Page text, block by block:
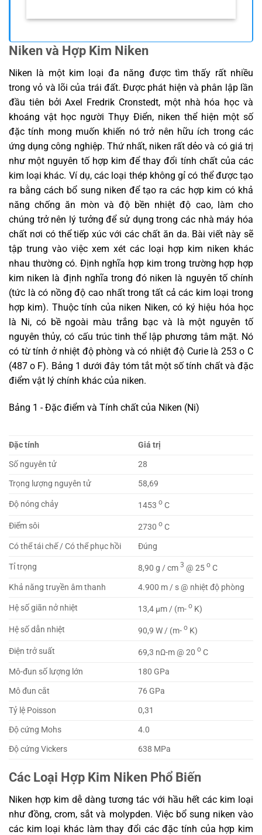
Niken và Hợp Kim Niken
Niken là một kim loại đa năng được tìm thấy rất nhiều
trong vỏ và lõi của trái đất. Được phát hiện và phân lập lần
đầu tiên bởi Axel Fredrik Cronstedt, một nhà hóa học và
khoáng vật học người Thụy Điển, niken thể hiện một số
đặc tính mong muốn khiến nó trở nên hữu ích trong các
ứng dụng công nghiệp. Thứ nhất, niken rất dẻo và có giá trị
như một nguyên tố hợp kim để thay đổi tính chất của các
kim loại khác. Ví dụ, các loại thép không gỉ có thể được tạo
ra bằng cách bổ sung niken để tạo ra các hợp kim có khả
năng chống ăn mòn và độ bền nhiệt độ cao, làm cho
chúng trở nên lý tưởng để sử dụng trong các nhà máy hóa
chất nơi có thể tiếp xúc với các chất ăn da. Bài viết này sẽ
tập trung vào việc xem xét các loại hợp kim niken khác
nhau thường có. Định nghĩa hợp kim trong trường hợp hợp
kim niken là định nghĩa trong đó niken là nguyên tố chính
(tức là có nồng độ cao nhất trong tất cả các kim loại trong
hợp kim). Thuộc tính của niken Niken, có ký hiệu hóa học
là Ni, có bề ngoài màu trắng bạc và là một nguyên tố
nguyên thủy, có cấu trúc tinh thể lập phương tâm mặt. Nó
có từ tính ở nhiệt độ phòng và có nhiệt độ Curie là 253 o C
(487 o F). Bảng 1 dưới đây tóm tắt một số tính chất và đặc
điểm vật lý chính khác của niken.
Bảng 1 - Đặc điểm và Tính chất của Niken (Ni)
Đặc tính
Giá trị
Số nguyên tử
28
Trọng lượng nguyên tử
58,69
Độ nóng chảy 1453o C
Điểm sôi 2730o C
Có thể tái chế / Có thể phục hồi
Đúng
Tỉ trọng 8,90 g / cm3 @ 25o C
Khả năng truyền âm thanh
4.900 m / s @ nhiệt độ phòng
Hệ số giãn nở nhiệt 13,4 μm / (m-o K)
Hệ số dẫn nhiệt 90,9 W / (m-o K)
Điện trở suất 69,3 nΩ-m @ 20o C
Mô-đun số lượng lớn
180 GPa
Mô đun cắt
76 GPa
Tỷ lệ Poisson
0,31
Độ cứng Mohs
4.0
Độ cứng Vickers
638 MPa
Các Loại Hợp Kim Niken Phổ Biến
Niken hợp kim dễ dàng tương tác với hầu hết các kim loại
như đồng, crom, sắt và molypden. Việc bổ sung niken vào
các kim loại khác làm thay đổi các đặc tính của hợp kim